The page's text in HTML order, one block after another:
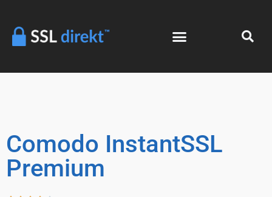
Comodo InstantSSL
Premium